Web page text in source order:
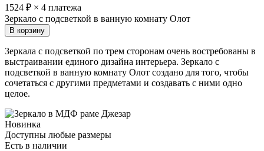
1524 ₽ × 4 платежа
Зеркало с подсветкой в ванную комнату Олот
В корзину
Зеркала с подсветкой по трем сторонам очень востребованы в
выстраивании единого дизайна интерьера. Зеркало с
подсветкой в ванную комнату Олот создано для того, чтобы
сочетаться с другими предметами и создавать с ними одно
целое.
Новинка
Доступны любые размеры
Есть в наличии